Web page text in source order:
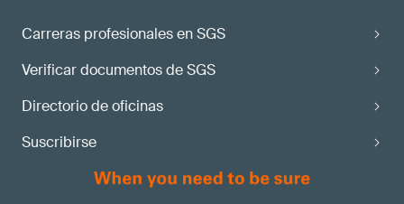
Carreras profesionales en SGS
Verificar documentos de SGS
Directorio de oficinas
Suscribirse